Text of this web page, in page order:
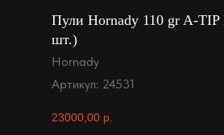
Пули Hornady 110 gr A-TIP
шт.)
Hornady
Артикул: 24531
23000,00 р.